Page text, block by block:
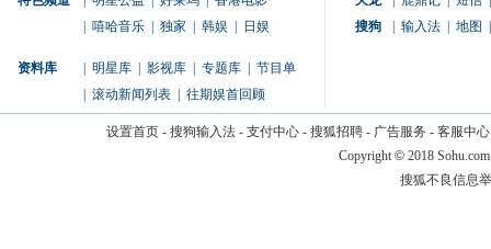
嘻哈音乐 独家 韩娱 日娱
资料库 明星库 影视库 专题库
节目单
滚动新闻列表 往期娱首回顾
搜狗
输入法 地图
设置首页- 搜狗输入法- 支付中心- 搜狐招聘- 广告服务 - 客服中心
Copyright © 2018
搜狐不良信息